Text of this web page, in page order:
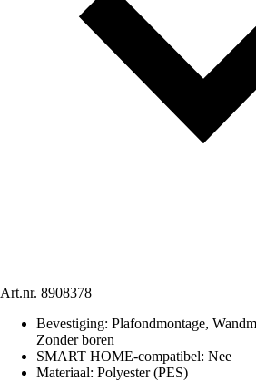
Art.nr. 8908378
Bevestiging: Plafondmontage,
Zonder boren
SMART HOME-compatibel: Nee
Materiaal: Polyester (PES)